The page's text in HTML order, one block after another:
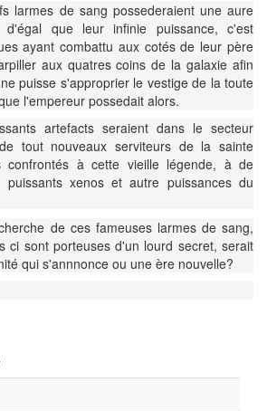
larmes de sang possederaient une aure
que leur infinie puissance, c'est
ayant combattu aux cotés de leur père
aux quatres coins de la galaxie afin
puisse s'approprier le vestige de la toute
l'empereur possedait alors.
artefacts seraient dans le secteur
tout nouveaux serviteurs de la sainte
confrontés à cette vieille légende, à de
puissants xenos et autre puissances du
de ces fameuses larmes de sang,
ci sont porteuses d'un lourd secret, serait
qui s'annnonce ou une ère nouvelle?